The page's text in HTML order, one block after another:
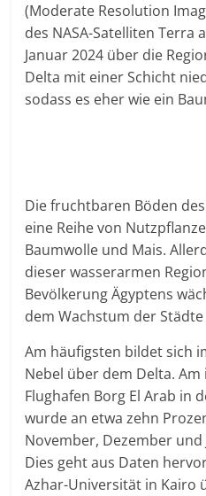
(Moderate Resolution
des NASA-Satelliten Terra
Januar 2024 über die
Delta mit einer Schicht
sodass es eher wie ein
Die fruchtbaren Böden
eine Reihe von
Baumwolle und Mais.
dieser wasserarmen
Bevölkerung Ägyptens
dem Wachstum der
Am häufigsten bildet sich
Nebel über dem Delta.
Flughafen Borg El Arab in
wurde an etwa zehn
November, Dezember
Dies geht aus Daten
Azhar-Universität in Kairo